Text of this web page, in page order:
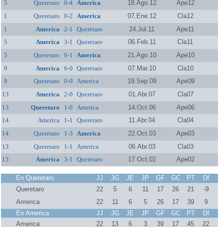
5
Queretaro 0-4 America 18.Ago.12
Ape12
1
Queretaro 0-2 America 07.Ene.12
Cla12
1
America 2-1 Queretaro 24.Jul.11
Ape11
5
America 3-1 Queretaro 06.Feb.11
Cla11
5
Queretaro 0-1 America 21.Ago.10
Ape10
9
America 6-0 Queretaro 07.Mar.10
Cla10
9
Queretaro 0-0 America 19.Sep.09
Ape09
13
America 2-0 Queretaro 01.Abr.07
Cla07
13
Queretaro 1-0 America 14.Oct.06
Ape06
14
America 1-1 Queretaro 11.Abr.04
Cla04
14
Queretaro 1-3 America 22.Oct.03
Ape03
13
Queretaro 1-1 America 06.Abr.03
Cla03
13
America 3-1 Queretaro 17.Oct.02 Ape02
En Queretaro JJ JG JE JP GF GC PT
Df
Queretaro
22 5 6 11 17 26 21
-9
America
22 11 6 5 26 17 39
9
En America
JJ JG JE JP GF GC PT
Df
America
22 13 6 3 39 17 45
22